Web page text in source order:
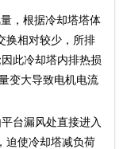
，根据冷却塔塔体
换相对较少，所排
此冷却塔内排热损
变大导致电机电流
台漏风处直接进入
迫使冷却塔减负荷